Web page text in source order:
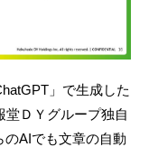
」で生成した
堂ＤＹグループ独自
AIでも文章の自動